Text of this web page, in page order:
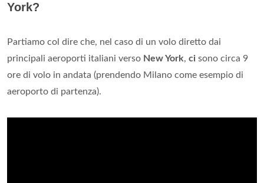
York?
Partiamo col dire che, nel caso di un volo diretto dai
principali aeroporti italiani verso New York, ci sono circa 9
ore di volo in andata (prendendo Milano come esempio di
aeroporto di partenza).